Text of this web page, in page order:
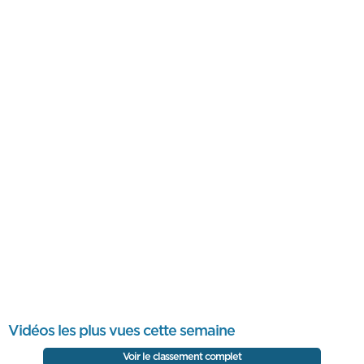
Vidéos les plus vues cette semaine
Voir le classement complet